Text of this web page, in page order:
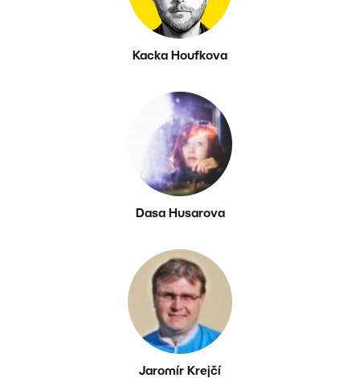
Kacka Houfkova
Dasa Husarova
Jaromír Krejčí